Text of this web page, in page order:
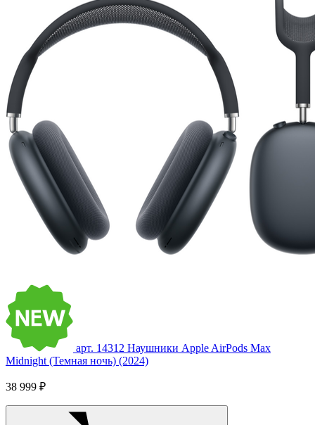
арт. 14312 Наушники Apple AirPods Max
Midnight (Темная ночь) (2024)
38 999 ₽